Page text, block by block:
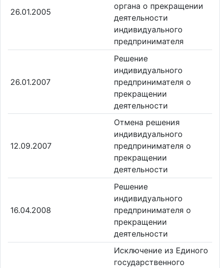
26.01.2005
органа о прекращении
деятельности
индивидуального
предпринимателя
26.01.2007
Решение
индивидуального
предпринимателя о
прекращении
деятельности
12.09.2007
Отмена решения
индивидуального
предпринимателя о
прекращении
деятельности
16.04.2008
Решение
индивидуального
предпринимателя о
прекращении
деятельности
Исключение из Единого
государственного